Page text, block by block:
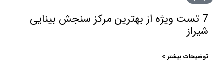
تست ویژه از بهترین مرکز سنجش بینایی
بیشتر »